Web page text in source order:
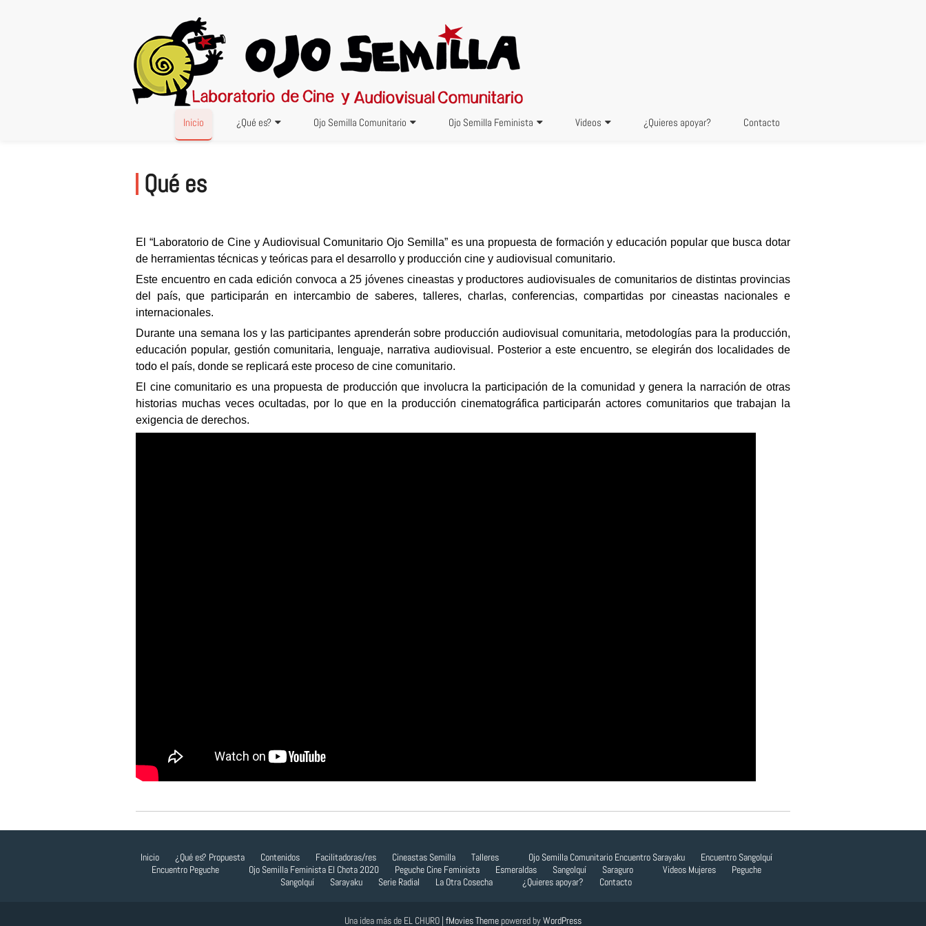
Inicio ¿Qué es? Ojo Semilla Comunitario Ojo Semilla Feminista Videos ¿Quieres apoyar? Contacto
Qué es
El “Laboratorio de Cine y Audiovisual Comunitario Ojo Semilla” es una propuesta de formación y educación popular que busca dotar
de herramientas técnicas y teóricas para el desarrollo y producción cine y audiovisual comunitario.
Este encuentro en cada edición convoca a 25 jóvenes cineastas y productores audiovisuales de comunitarios de distintas provincias
del país, que participarán en intercambio de saberes, talleres, charlas, conferencias, compartidas por cineastas nacionales e
internacionales.
Durante una semana los y las participantes aprenderán sobre producción audiovisual comunitaria, metodologías para la producción,
educación popular, gestión comunitaria, lenguaje, narrativa audiovisual. Posterior a este encuentro, se elegirán dos localidades de
todo el país, donde se replicará este proceso de cine comunitario.
El cine comunitario es una propuesta de producción que involucra la participación de la comunidad y genera la narración de otras
historias muchas veces ocultadas, por lo que en la producción cinematográfica participarán actores comunitarios que trabajan la
exigencia de derechos.
Inicio ¿Qué es? Propuesta Contenidos Facilitadoras/res Cineastas Semilla Talleres Ojo Semilla Comunitario Encuentro Sarayaku
Encuentro Sangolquí
Encuentro Peguche
Ojo Semilla Feminista El Chota 2020 Peguche Cine Feminista Esmeraldas Sangolquí Saraguro Videos Mujeres
Peguche
Sangolquí
Sarayaku Serie Radial La Otra Cosecha ¿Quieres apoyar? Contacto
Una idea más de EL CHURO | fMovies Themepowered byWordPress